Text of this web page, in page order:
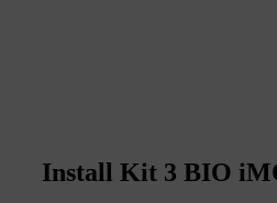
Install Kit 3 BIO